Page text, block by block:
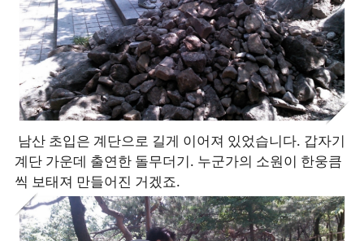
남산 초입은 계단으로 길게 이어져 있었습니다. 갑자기
계단 가운데 출연한 돌무더기. 누군가의 소원이 한웅큼
씩 보태져 만들어진 거겠죠.